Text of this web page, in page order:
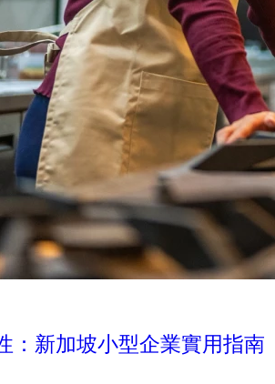
：新加坡小型企業實用指南